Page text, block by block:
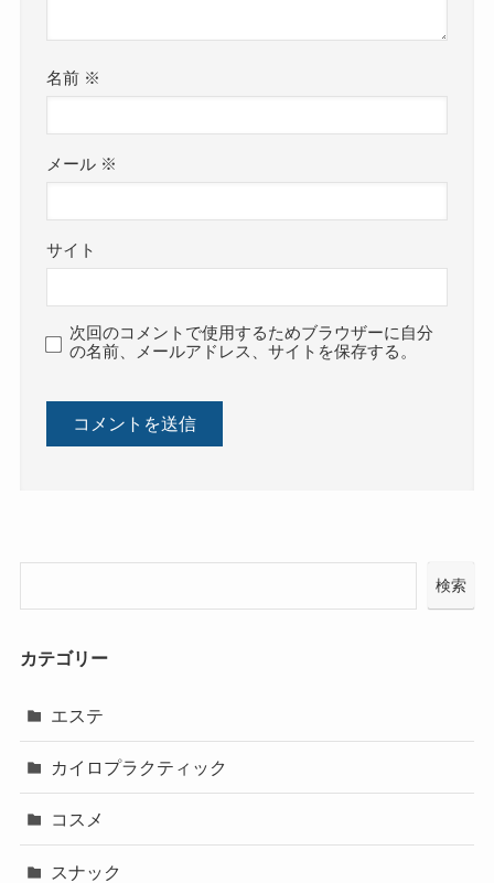
名前 ※
メール ※
サイト
次回のコメントで使用するためブラウザーに自分
の名前、メールアドレス、サイトを保存する。
検索
カテゴリー
エステ
カイロプラクティック
コスメ
スナック